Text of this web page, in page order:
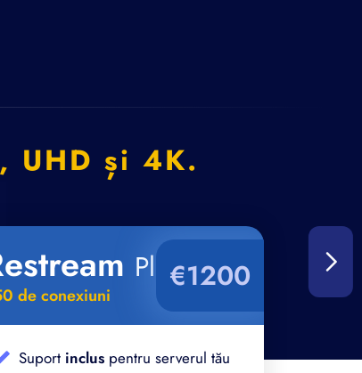
UHD și 4K.
Plus
de conexiuni
€1200
Suport inclus pentru serverul tău